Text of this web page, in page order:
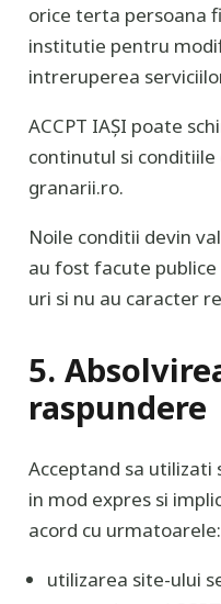
orice terta persoana
institutie pentru
intreruperea
ACCPT IAȘI poate
continutul si
granarii.ro.
Noile conditii devin
au fost facute
uri si nu au caracter
5.
raspundere
Acceptand sa
in mod expres si
acord cu urmatoarele:
utilizarea site-ului